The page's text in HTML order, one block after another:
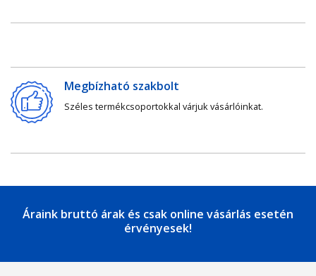
Megbízható szakbolt
Széles termékcsoportokkal várjuk vásárlóinkat.
Áraink bruttó árak és csak online vásárlás esetén
érvényesek!